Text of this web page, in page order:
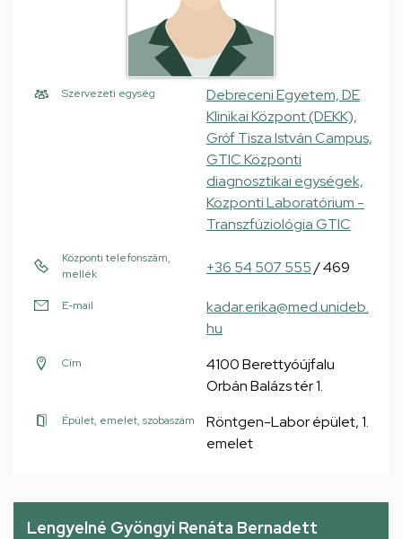
Szervezeti egység
Debreceni Egyetem, DE
Klinikai Központ (DEKK),
Gróf Tisza István Campus,
GTIC Központi
diagnosztikai egységek,
Központi Laboratórium -
Transzfúziológia GTIC
Központi telefonszám,
mellék
+36 54 507 555/ 469
E-mail
kadar.erika@med.unideb.
hu
Cím
4100 Berettyóújfalu
Orbán Balázs tér 1.
Épület, emelet, szobaszám
Röntgen-Labor épület, 1.
emelet
Lengyelné Gyöngyi Renáta Bernadett